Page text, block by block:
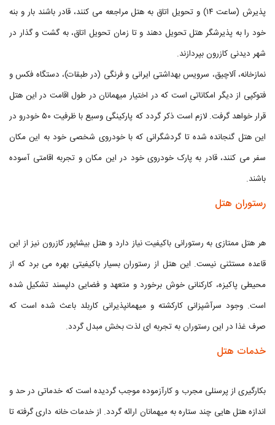
پذیرش (ساعت ۱۴) و تحویل اتاق به هتل مراجعه می کنند، قادر باشند بار و بنه
خود را به پذیرشگر هتل تحویل دهند و تا زمان تحویل اتاق، به گشت و گذار در
شهر دیدنی کازرون بپردازند.
نمازخانه، آلاچیق، سرویس بهداشتی ایرانی و فرنگی (در طبقات)، دستگاه فکس و
فتوکپی از دیگر امکاناتی است که در اختیار میهمانان در طول اقامت در این هتل
قرار خواهد گرفت. لازم است ذکر گردد که پارکینگی وسیع با ظرفیت ۵۰ خودرو در
این هتل گنجانده شده تا گردشگرانی که با خودروی شخصی خود به این مکان
سفر می کنند، قادر به پارک خودروی خود در این مکان و تجربه اقامتی آسوده
باشند.
رستوران هتل
هر هتل ممتازی به رستورانی باکیفیت نیاز دارد و هتل بیشاپور کازرون نیز از این
قاعده مستثنی نیست. این هتل از رستوران بسیار باکیفیتی بهره می برد که از
محیطی پاکیزه، کارکنانی خوش برخورد و متعهد و فضایی دلپسند تشکیل شده
است. وجود سرآشپزانی کارکشته و میهمانپذیرانی کاربلد باعث شده است که
صرف غذا در این رستوران به تجربه ای لذت بخش مبدل گردد.
خدمات هتل
بکارگیری از پرسنلی مجرب و کارآزموده موجب گردیده است که خدماتی در حد و
اندازه هتل هایی چند ستاره به میهمانان ارائه گردد. از خدمات خانه داری گرفته تا